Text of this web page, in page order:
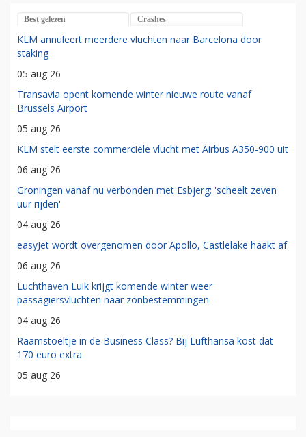
Best gelezen Crashes
KLM annuleert meerdere vluchten naar Barcelona door
staking
05 aug 26
Transavia opent komende winter nieuwe route vanaf
Brussels Airport
05 aug 26
KLM stelt eerste commerciële vlucht met Airbus A350-900 uit
06 aug 26
Groningen vanaf nu verbonden met Esbjerg: 'scheelt zeven
uur rijden'
04 aug 26
easyJet wordt overgenomen door Apollo, Castlelake haakt af
06 aug 26
Luchthaven Luik krijgt komende winter weer
passagiersvluchten naar zonbestemmingen
04 aug 26
Raamstoeltje in de Business Class? Bij Lufthansa kost dat
170 euro extra
05 aug 26